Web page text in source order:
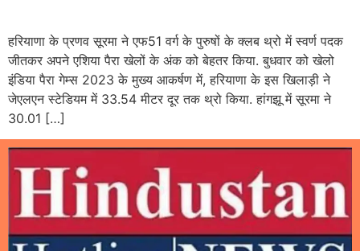
हरियाणा के प्रणव सूरमा ने एफ51 वर्ग के पुरुषों के क्लब थ्रो में स्वर्ण पदक
जीतकर अपने एशिया पैरा खेलों के अंक को बेहतर किया. बुधवार को खेलो
इंडिया पैरा गेम्स 2023 के मुख्य आकर्षण में, हरियाणा के इस खिलाड़ी ने
जेएलएन स्टेडियम में 33.54 मीटर दूर तक थ्रो किया. हांगझू में सूरमा ने
30.01 […]